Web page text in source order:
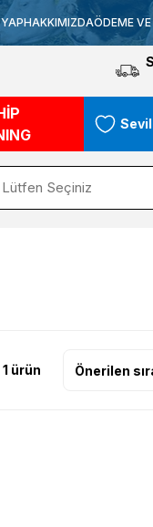
HAKKIMIZDAÖDEME
ürün